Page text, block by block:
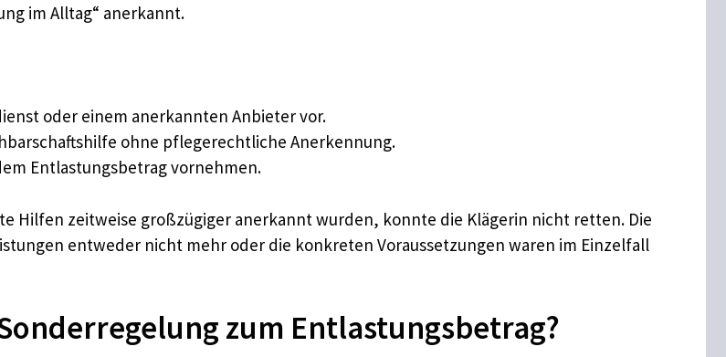
im Alltag“ anerkannt.
oder einem anerkannten Anbieter vor.
ohne pflegerechtliche Anerkennung.
Entlastungsbetrag vornehmen.
Hilfen zeitweise großzügiger anerkannt wurden, konnte die Klägerin nicht retten. Die
entweder nicht mehr oder die konkreten Voraussetzungen waren im Einzelfall
zum Entlastungsbetrag?